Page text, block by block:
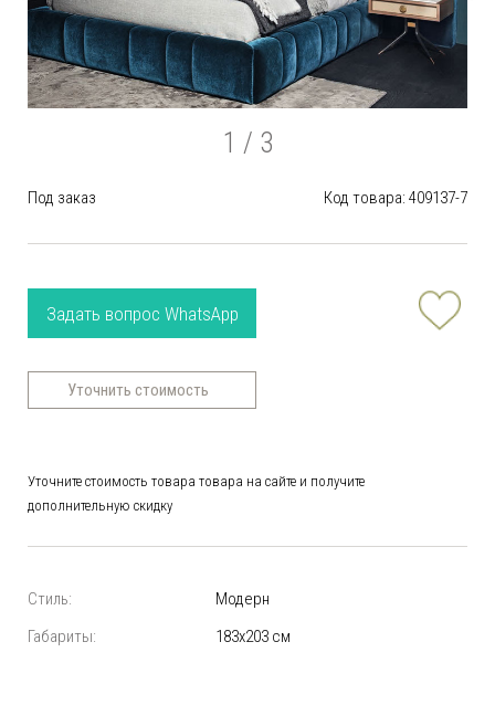
1 / 3
Под заказ Код товара: 409137-7
Задать вопрос WhatsApp
Уточнить стоимость
Уточните стоимость товара товара на сайте и получите
дополнительную скидку
Стиль:
Модерн
Габариты:
183х203 см